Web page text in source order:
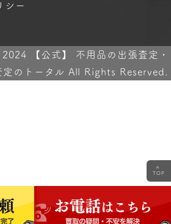
シー
【公式】 不用品の出張査定・
定のトータル All Rights Reserved.
<
TOP